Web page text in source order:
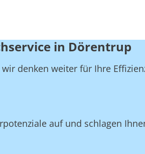
in Dörentrup
denken weiter für Ihre
auf und schlagen